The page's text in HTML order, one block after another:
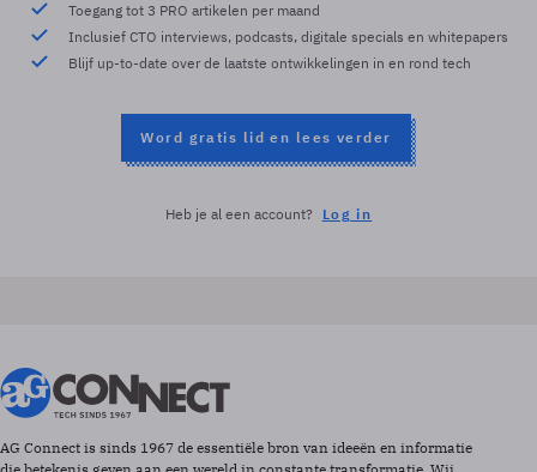
Toegang tot 3 PRO artikelen per maand
Inclusief CTO interviews, podcasts, digitale specials en whitepapers
Blijf up-to-date over de laatste ontwikkelingen in en rond tech
Word gratis lid en lees verder
Heb je al een account? Log in
AG Connect is sinds 1967 de essentiële bron van ideeën en informatie